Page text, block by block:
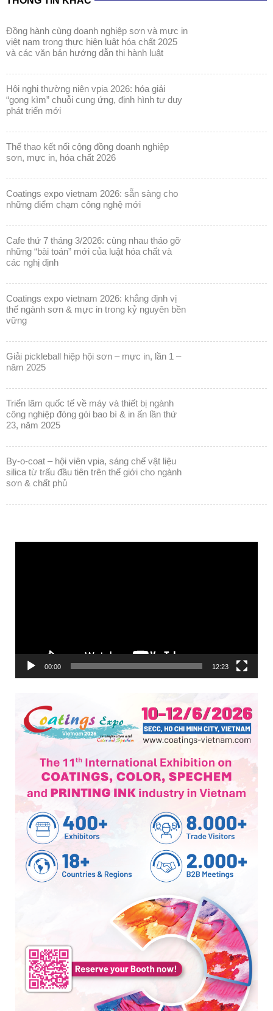
đồng hành cùng doanh nghiệp sơn và mực in
việt nam trong thực hiện luật hóa chất 2025
và các văn bản hướng dẫn thi hành luật
hội nghị thường niên vpia 2026: hóa giải
“gọng kìm” chuỗi cung ứng, định hình tư duy
phát triển mới
thể thao kết nối cộng đồng doanh nghiệp
sơn, mực in, hóa chất 2026
coatings expo vietnam 2026: sẵn sàng cho
những điểm chạm công nghệ mới
cafe thứ 7 tháng 3/2026: cùng nhau tháo gỡ
những “bài toán” mới của luật hóa chất và
các nghị định
coatings expo vietnam 2026: khẳng định vị
thế ngành sơn & mực in trong kỷ nguyên bền
vững
giải pickleball hiệp hội sơn – mực in, lần 1 –
năm 2025
triển lãm quốc tế về máy và thiết bị ngành
công nghiệp đóng gói bao bì & in ấn lần thứ
23, năm 2025
by-o-coat – hội viên vpia, sáng chế vật liệu
silica từ trấu đầu tiên trên thế giới cho ngành
sơn & chất phủ
00:00 12:23